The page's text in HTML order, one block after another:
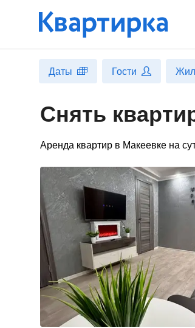
Даты Гости
Снять
Аренда квартир в Макеевке на